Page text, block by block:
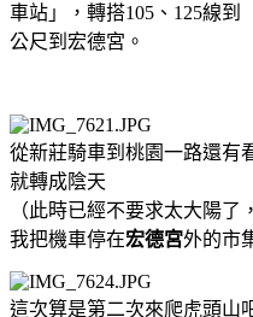
車站」，轉搭105、125線到
公尺到宏德宮。
從新莊騎車到桃園一路還有
就轉成陰天
（此時已經不要求太大陽了
我把機車停在宏德宮外的市
這次算是第二次來爬虎頭山